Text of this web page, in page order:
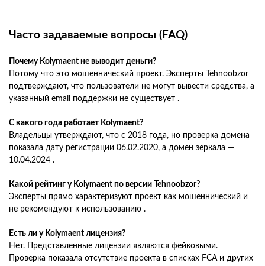
Часто задаваемые вопросы (FAQ)
Почему Kolymaent не выводит деньги?
Потому что это мошеннический проект. Эксперты Tehnoobzor
подтверждают, что пользователи не могут вывести средства, а
указанный email поддержки не существует .
С какого года работает Kolymaent?
Владельцы утверждают, что с 2018 года, но проверка домена
показала дату регистрации 06.02.2020, а домен зеркала —
10.04.2024 .
Какой рейтинг у Kolymaent по версии Tehnoobzor?
Эксперты прямо характеризуют проект как мошеннический и
не рекомендуют к использованию .
Есть ли у Kolymaent лицензия?
Нет. Представленные лицензии являются фейковыми.
Проверка показала отсутствие проекта в списках FCA и других